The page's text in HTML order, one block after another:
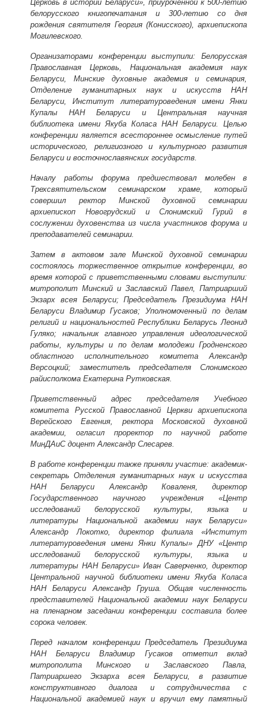
Церковь в истории Беларуси», приуроченной к 500-летию
белорусского книгопечатания и 300-летию со дня
рождения святителя Георгия (Конисского), архиепископа
Могилевского.
Организаторами конференции выступили: Белорусская
Православная Церковь, Национальная академия наук
Беларуси, Минские духовные академия и семинария,
Отделение гуманитарных наук и искусств НАН
Беларуси, Институт литературоведения имени Янки
Купалы НАН Беларуси и Центральная научная
библиотека имени Якуба Коласа НАН Беларуси. Целью
конференции является всестороннее осмысление путей
исторического, религиозного и культурного развития
Беларуси и восточнославянских государств.
Началу работы форума предшествовал молебен в
Трехсвятительском семинарском храме, который
совершил ректор Минской духовной семинарии
архиепископ Новогрудский и Слонимский Гурий в
сослужении духовенства из числа участников форума и
преподавателей семинарии.
Затем в актовом зале Минской духовной семинарии
состоялось торжественное открытие конференции, во
время которой с приветственными словами выступили:
митрополит Минский и Заславский Павел, Патриарший
Экзарх всея Беларуси; Председатель Президиума НАН
Беларуси Владимир Гусаков; Уполномоченный по делам
религий и национальностей Республики Беларусь Леонид
Гуляко; начальник главного управления идеологической
работы, культуры и по делам молодежи Гродненского
областного исполнительного комитета Александр
Версоцкий; заместитель председателя Слонимского
райисполкома Екатерина Рутковская.
Приветственный адрес председателя Учебного
комитета Русской Православной Церкви архиепископа
Верейского Евгения, ректора Московской духовной
академии, огласил проректор по научной работе
МинДАиС доцент Александр Слесарев.
В работе конференции также приняли участие: академик-
секретарь Отделения гуманитарных наук и искусства
НАН Беларуси Александр Коваленя, директор
Государственного научного учреждения «Центр
исследований белорусской культуры, языка и
литературы Национальной академии наук Беларуси»
Александр Локотко, директор филиала «Институт
литературоведения имени Янки Купалы» ДНУ «Центр
исследований белорусской культуры, языка и
литературы НАН Беларуси» Иван Саверченко, директор
Центральной научной библиотеки имени Якуба Коласа
НАН Беларуси Александр Груша. Общая численность
представителей Национальной академии наук Беларуси
на пленарном заседании конференции составила более
сорока человек.
Перед началом конференции Председатель Президиума
НАН Беларуси Владимир Гусаков отметил вклад
митрополита Минского и Заславского Павла,
Патриаршего Экзарха всея Беларуси, в развитие
конструктивного диалога и сотрудничества с
Национальной академией наук и вручил ему памятный